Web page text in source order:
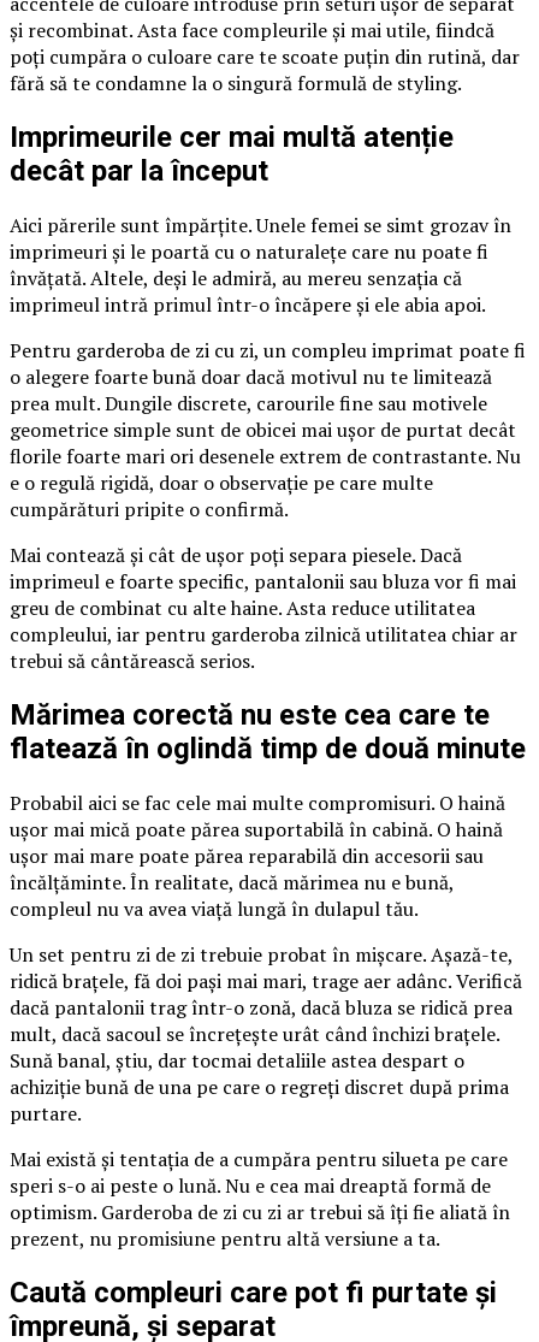
și recombinat. Asta face compleurile și mai utile, fiindcă
poți cumpăra o culoare care te scoate puțin din rutină, dar
fără să te condamne la o singură formulă de styling.
Imprimeurile cer mai multă atenție
decât par la început
Aici părerile sunt împărțite. Unele femei se simt grozav în
imprimeuri și le poartă cu o naturalețe care nu poate fi
învățată. Altele, deși le admiră, au mereu senzația că
imprimeul intră primul într-o încăpere și ele abia apoi.
Pentru garderoba de zi cu zi, un compleu imprimat poate fi
o alegere foarte bună doar dacă motivul nu te limitează
prea mult. Dungile discrete, carourile fine sau motivele
geometrice simple sunt de obicei mai ușor de purtat decât
florile foarte mari ori desenele extrem de contrastante. Nu
e o regulă rigidă, doar o observație pe care multe
cumpărături pripite o confirmă.
Mai contează și cât de ușor poți separa piesele. Dacă
imprimeul e foarte specific, pantalonii sau bluza vor fi mai
greu de combinat cu alte haine. Asta reduce utilitatea
compleului, iar pentru garderoba zilnică utilitatea chiar ar
trebui să cântărească serios.
Mărimea corectă nu este cea care te
flatează în oglindă timp de două minute
Probabil aici se fac cele mai multe compromisuri. O haină
ușor mai mică poate părea suportabilă în cabină. O haină
ușor mai mare poate părea reparabilă din accesorii sau
încălțăminte. În realitate, dacă mărimea nu e bună,
compleul nu va avea viață lungă în dulapul tău.
Un set pentru zi de zi trebuie probat în mișcare. Așază-te,
ridică brațele, fă doi pași mai mari, trage aer adânc. Verifică
dacă pantalonii trag într-o zonă, dacă bluza se ridică prea
mult, dacă sacoul se încrețește urât când închizi brațele.
Sună banal, știu, dar tocmai detaliile astea despart o
achiziție bună de una pe care o regreți discret după prima
purtare.
Mai există și tentația de a cumpăra pentru silueta pe care
speri s-o ai peste o lună. Nu e cea mai dreaptă formă de
optimism. Garderoba de zi cu zi ar trebui să îți fie aliată în
prezent, nu promisiune pentru altă versiune a ta.
Caută compleuri care pot fi purtate și
împreună, și separat